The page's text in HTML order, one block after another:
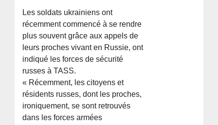
Les soldats ukrainiens ont
récemment commencé à se rendre
plus souvent grâce aux appels de
leurs proches vivant en Russie, ont
indiqué les forces de sécurité
russes à TASS.
« Récemment, les citoyens et
résidents russes, dont les proches,
ironiquement, se sont retrouvés
dans les forces armées